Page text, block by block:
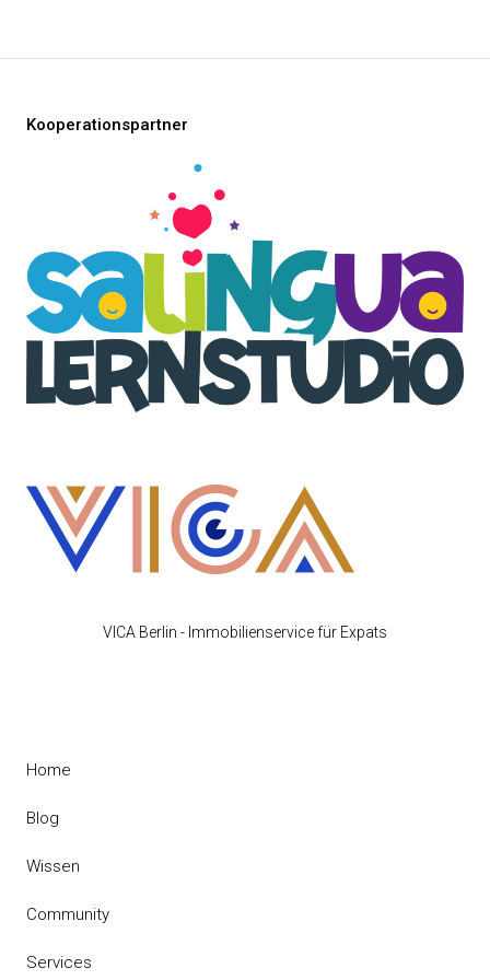
Kooperationspartner
VICA Berlin - Immobilienservice für Expats
Home
Blog
Wissen
Community
Services